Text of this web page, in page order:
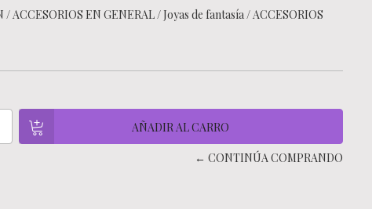
/ACCESORIOS EN GENERAL/Joyas de fantasía/ACCESORIOS
← CONTINÚA COMPRANDO